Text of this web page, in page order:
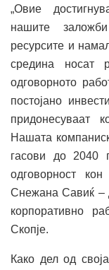
„Овие
нашите
ресурсите и
средина носат
одговорното
постојано
придонесуваат
Нашата
гасови до 2040
одговорност
Снежана Савиќ –
корпоративно
Скопје.
Како дел од